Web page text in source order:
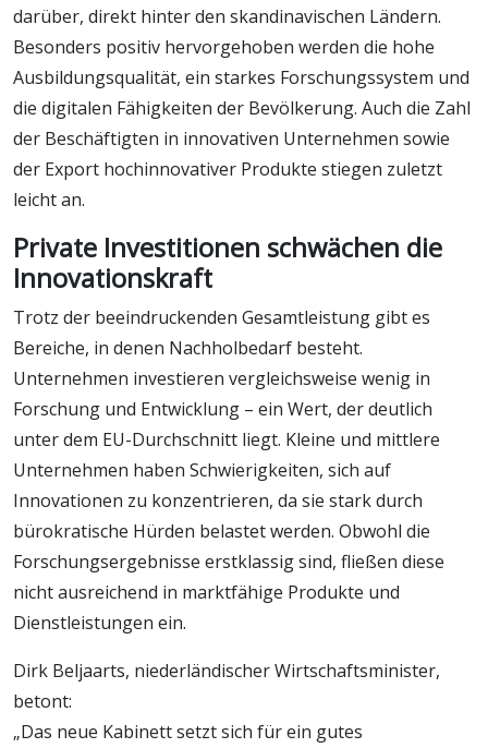
darüber, direkt hinter den skandinavischen Ländern.
Besonders positiv hervorgehoben werden die hohe
Ausbildungsqualität, ein starkes Forschungssystem und
die digitalen Fähigkeiten der Bevölkerung. Auch die Zahl
der Beschäftigten in innovativen Unternehmen sowie
der Export hochinnovativer Produkte stiegen zuletzt
leicht an.
Private Investitionen schwächen die
Innovationskraft
Trotz der beeindruckenden Gesamtleistung gibt es
Bereiche, in denen Nachholbedarf besteht.
Unternehmen investieren vergleichsweise wenig in
Forschung und Entwicklung – ein Wert, der deutlich
unter dem EU-Durchschnitt liegt. Kleine und mittlere
Unternehmen haben Schwierigkeiten, sich auf
Innovationen zu konzentrieren, da sie stark durch
bürokratische Hürden belastet werden. Obwohl die
Forschungsergebnisse erstklassig sind, fließen diese
nicht ausreichend in marktfähige Produkte und
Dienstleistungen ein.
Dirk Beljaarts, niederländischer Wirtschaftsminister,
betont:
„Das neue Kabinett setzt sich für ein gutes